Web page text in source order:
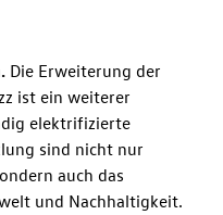
Die Erweiterung der
ist ein weiterer
elektrifizierte
sind nicht nur
auch das
und Nachhaltigkeit.